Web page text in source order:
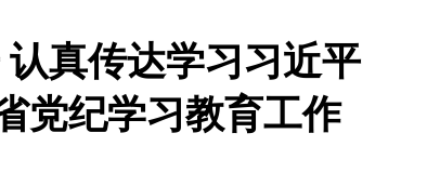
真传达学习习近平
党纪学习教育工作